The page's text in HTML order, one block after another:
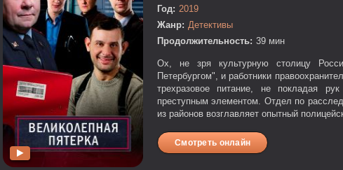
Год: 2019
Жанр: Детективы
Продолжительность: 39 мин
Ох, не зря культурную столицу
Петербургом", и работники
трехразовое питание, не покладая
преступным элементом. Отдел по
из районов возглавляет опытный
Смотреть онлайн